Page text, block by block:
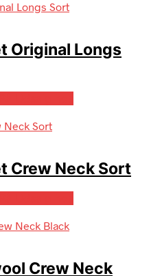
Original Longs
Crew Neck Sort
Crew Neck